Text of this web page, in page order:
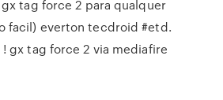
tag force 2 para qualquer
facil) everton tecdroid #etd.
gx tag force 2 via mediafire